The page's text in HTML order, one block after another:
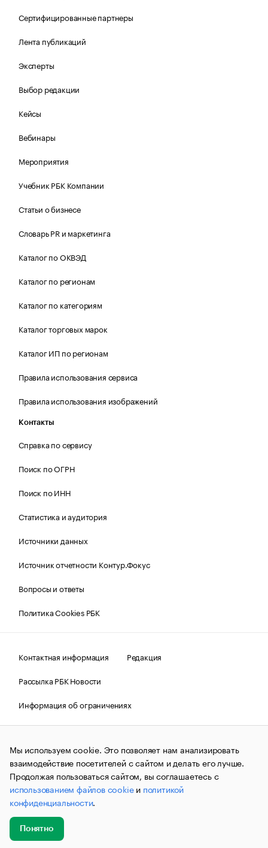
Сертифицированные партнеры
Лента публикаций
Эксперты
Выбор редакции
Кейсы
Вебинары
Мероприятия
Учебник РБК Компании
Статьи о бизнесе
Словарь PR и маркетинга
Каталог по ОКВЭД
Каталог по регионам
Каталог по категориям
Каталог торговых марок
Каталог ИП по регионам
Правила использования сервиса
Правила использования изображений
Контакты
Справка по сервису
Поиск по ОГРН
Поиск по ИНН
Статистика и аудитория
Источники данных
Источник отчетности Контур.Фокус
Вопросы и ответы
Политика Cookies РБК
Контактная информация
Редакция
Рассылка РБК Новости
Информация об ограничениях
Правовая информация
О соблюдении авторских прав
© АО «РОСБИЗНЕСКОНСАЛТИНГ»,1995–2026.Сообщения
и материалы информационного агентства «РБК»
(зарегистрировано Федеральной службой по надзору в сфере
связи, информационных технологий и массовых
коммуникаций (Роскомнадзор) 09.12.2015 за номером ИА
№ФС77-63848) сопровождаются пометкой «РБК». Отдельные
публикации могут содержать информацию,
не предназначенную для пользователей
до 18 лет.
Мы используем cookie. Это позволяет нам анализировать
взаимодействие посетителей с сайтом и делать его лучше.
Продолжая пользоваться сайтом, вы соглашаетесь с
использованием файлов cookieи политикой
конфиденциальности.
Понятно